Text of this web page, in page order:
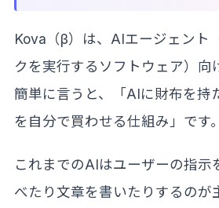
Kova（β）は、AIエージェント
クを実行するソフトウェア）向
簡単に言うと、「AIに財布を持
を自分で買わせる仕組み」です。
これまでのAIはユーザーの指示
べたり文章を書いたりするのが